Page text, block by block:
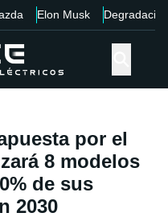
Elon Musk Degradación
por el
8 modelos
de sus
2030